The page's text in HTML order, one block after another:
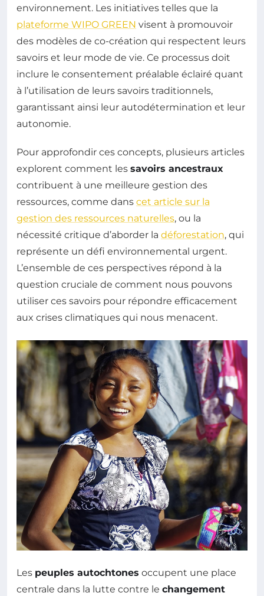
environnement. Les initiatives telles que la
plateforme WIPO GREEN visent à promouvoir
des modèles de co-création qui respectent leurs
savoirs et leur mode de vie. Ce processus doit
inclure le consentement préalable éclairé quant
à l’utilisation de leurs savoirs traditionnels,
garantissant ainsi leur autodétermination et leur
autonomie.
Pour approfondir ces concepts, plusieurs articles
explorent comment les savoirs ancestraux
contribuent à une meilleure gestion des
ressources, comme dans cet article sur la
gestion des ressources naturelles, ou la
nécessité critique d’aborder la déforestation, qui
représente un défi environnemental urgent.
L’ensemble de ces perspectives répond à la
question cruciale de comment nous pouvons
utiliser ces savoirs pour répondre efficacement
aux crises climatiques qui nous menacent.
Les peuples autochtones occupent une place
centrale dans la lutte contre le changement